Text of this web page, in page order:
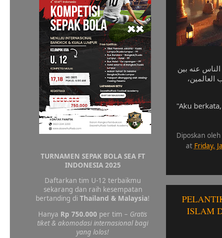
عنه بين
"Aku
Diposkan
at Friday,
ISLAM
TURNAMEN SEPAK BOLA SEA FT
INDONESIA 2025
Daftarkan tim U-12 terbaikmu
sekarang dan raih kesempatan
bertanding diThailand & Malaysia!
Hanya Rp 750.000 per tim – Gratis
tiket & akomodasi internasional bagi
yang lolos!